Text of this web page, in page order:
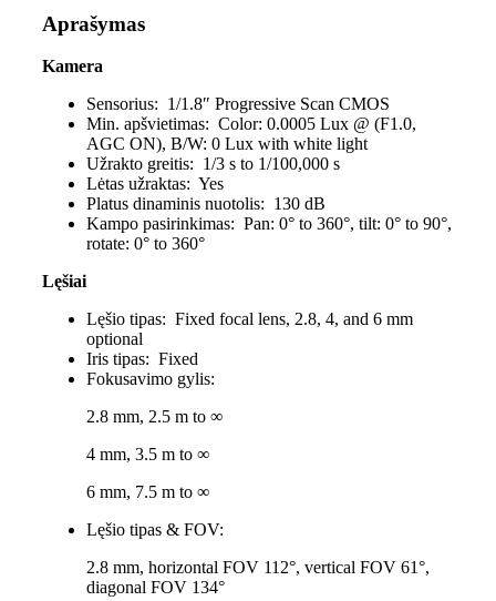
Aprašymas
Kamera
Sensorius: 1/1.8″ Progressive Scan CMOS
Min. apšvietimas: Color: 0.0005 Lux @ (F1.0,
AGC ON), B/W: 0 Lux with white light
Užrakto greitis: 1/3 s to 1/100,000 s
Lėtas užraktas: Yes
Platus dinaminis nuotolis: 130 dB
Kampo pasirinkimas: Pan: 0° to 360°, tilt: 0° to 90°,
rotate: 0° to 360°
Lęšiai
Lęšio tipas: Fixed focal lens, 2.8, 4, and 6 mm
optional
Iris tipas: Fixed
Fokusavimo gylis:
2.8 mm, 2.5 m to ∞
4 mm, 3.5 m to ∞
6 mm, 7.5 m to ∞
Lęšio tipas & FOV:
2.8 mm, horizontal FOV 112°, vertical FOV 61°,
diagonal FOV 134°